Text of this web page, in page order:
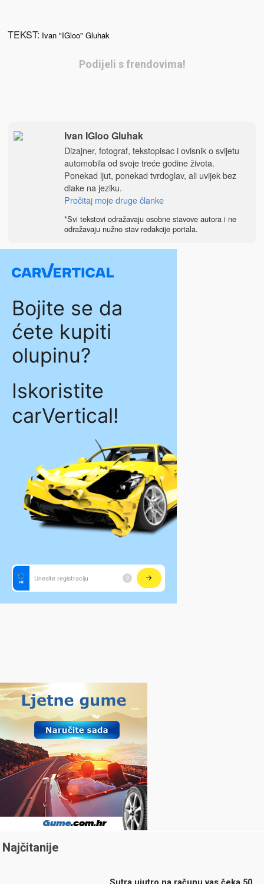
TEKST: Ivan "IGloo" Gluhak
Podijeli s frendovima!
Ivan IGloo Gluhak
Dizajner, fotograf, tekstopisac i ovisnik o svijetu
automobila od svoje treće godine života.
Ponekad ljut, ponekad tvrdoglav, ali uvijek bez
dlake na jeziku.
Pročitaj moje druge članke
*Svi tekstovi odražavaju osobne stavove autora i ne
odražavaju nužno stav redakcije portala.
Najčitanije